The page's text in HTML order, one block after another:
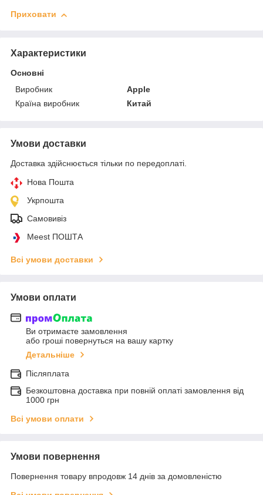
Приховати
Характеристики
Основні
Виробник
Apple
Країна виробник
Китай
Умови доставки
Доставка здійснюється тільки по передоплаті.
Нова Пошта
Укрпошта
Самовивіз
Meest ПОШТА
Всі умови доставки
Умови оплати
Ви отримаєте замовлення
або гроші повернуться на вашу картку
Детальніше
Післяплата
Безкоштовна доставка при повній оплаті замовлення від
1000 грн
Всі умови оплати
Умови повернення
Повернення товару впродовж 14 днів за домовленістю